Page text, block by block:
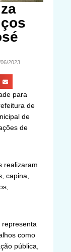
2023
para
de
de
de
realizaram
capina,
como
pública,